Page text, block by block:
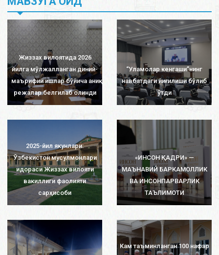
Жиззах вилоятида 2026
йилга мўлжалланган диний-
маърифий ишлар бўйича аниқ
режалар белгилаб олинди
“Уламолар кенгаши”нинг
навбатдаги йиғилиши бўлиб
ўтди
2025-йил якунлари:
Ўзбекистон мусулмонлари
идораси Жиззах вилояти
вакиллиги фаолияти
сарҳисоби
«ИНСОН ҚАДРИ» —
МАЪНАВИЙ БАРКАМОЛЛИК
ВА ИНСОНПАРВАРЛИК
ТАЪЛИМОТИ
Кам таъминланган 100 нафар